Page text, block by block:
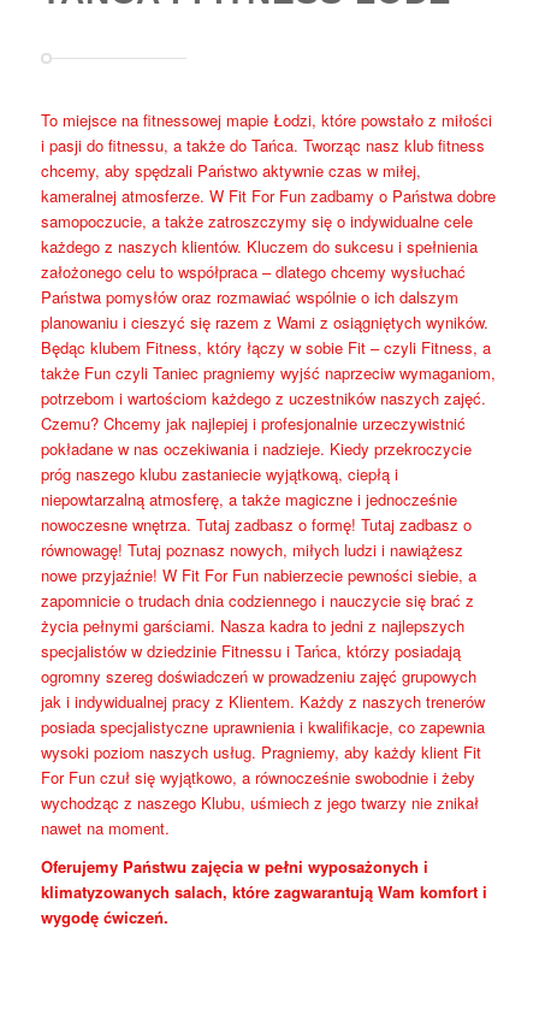
To miejsce na fitnessowej mapie Łodzi, które powstało z miłości
i pasji do fitnessu, a także do Tańca. Tworząc nasz klub fitness
chcemy, aby spędzali Państwo aktywnie czas w miłej,
kameralnej atmosferze. W Fit For Fun zadbamy o Państwa dobre
samopoczucie, a także zatroszczymy się o indywidualne cele
każdego z naszych klientów. Kluczem do sukcesu i spełnienia
założonego celu to współpraca – dlatego chcemy wysłuchać
Państwa pomysłów oraz rozmawiać wspólnie o ich dalszym
planowaniu i cieszyć się razem z Wami z osiągniętych wyników.
Będąc klubem Fitness, który łączy w sobie Fit – czyli Fitness, a
także Fun czyli Taniec pragniemy wyjść naprzeciw wymaganiom,
potrzebom i wartościom każdego z uczestników naszych zajęć.
Czemu? Chcemy jak najlepiej i profesjonalnie urzeczywistnić
pokładane w nas oczekiwania i nadzieje. Kiedy przekroczycie
próg naszego klubu zastaniecie wyjątkową, ciepłą i
niepowtarzalną atmosferę, a także magiczne i jednocześnie
nowoczesne wnętrza. Tutaj zadbasz o formę! Tutaj zadbasz o
równowagę! Tutaj poznasz nowych, miłych ludzi i nawiążesz
nowe przyjaźnie! W Fit For Fun nabierzecie pewności siebie, a
zapomnicie o trudach dnia codziennego i nauczycie się brać z
życia pełnymi garściami. Nasza kadra to jedni z najlepszych
specjalistów w dziedzinie Fitnessu i Tańca, którzy posiadają
ogromny szereg doświadczeń w prowadzeniu zajęć grupowych
jak i indywidualnej pracy z Klientem. Każdy z naszych trenerów
posiada specjalistyczne uprawnienia i kwalifikacje, co zapewnia
wysoki poziom naszych usług. Pragniemy, aby każdy klient Fit
For Fun czuł się wyjątkowo, a równocześnie swobodnie i żeby
wychodząc z naszego Klubu, uśmiech z jego twarzy nie znikał
nawet na moment.
Oferujemy Państwu zajęcia w pełni wyposażonych i
klimatyzowanych salach, które zagwarantują Wam komfort i
wygodę ćwiczeń.